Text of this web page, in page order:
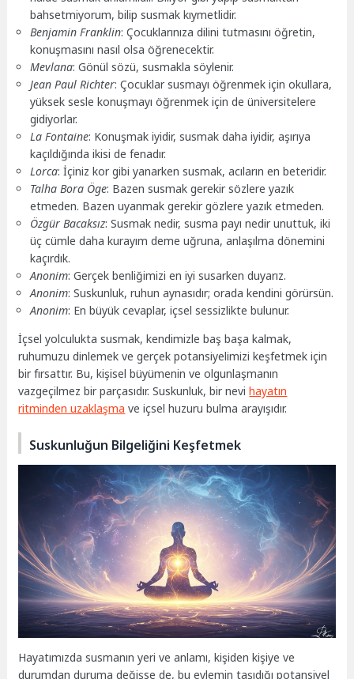
bahsetmiyorum, bilip susmak kıymetlidir.
Benjamin Franklin: Çocuklarınıza dilini tutmasını öğretin,
konuşmasını nasıl olsa öğrenecektir.
Mevlana: Gönül sözü, susmakla söylenir.
Jean Paul Richter: Çocuklar susmayı öğrenmek için okullara,
yüksek sesle konuşmayı öğrenmek için de üniversitelere
gidiyorlar.
La Fontaine: Konuşmak iyidir, susmak daha iyidir, aşırıya
kaçıldığında ikisi de fenadır.
Lorca: İçiniz kor gibi yanarken susmak, acıların en beteridir.
Talha Bora Öge: Bazen susmak gerekir sözlere yazık
etmeden. Bazen uyanmak gerekir gözlere yazık etmeden.
Özgür Bacaksız: Susmak nedir, susma payı nedir unuttuk, iki
üç cümle daha kurayım deme uğruna, anlaşılma dönemini
kaçırdık.
Anonim: Gerçek benliğimizi en iyi susarken duyarız.
Anonim: Suskunluk, ruhun aynasıdır; orada kendini görürsün.
Anonim: En büyük cevaplar, içsel sessizlikte bulunur.
İçsel yolculukta susmak, kendimizle baş başa kalmak,
ruhumuzu dinlemek ve gerçek potansiyelimizi keşfetmek için
bir fırsattır. Bu, kişisel büyümenin ve olgunlaşmanın
vazgeçilmez bir parçasıdır. Suskunluk, bir nevihayatın
ritminden uzaklaşma ve içsel huzuru bulma arayışıdır.
Suskunluğun Bilgeliğini Keşfetmek
Hayatımızda susmanın yeri ve anlamı, kişiden kişiye ve
durumdan duruma değişse de, bu eylemin taşıdığı potansiyel